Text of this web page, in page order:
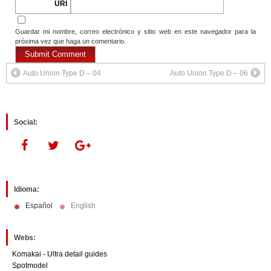
URI
Guardar mi nombre, correo electrónico y sitio web en este navegador para la
próxima vez que haga un comentario.
Auto Union Type D – 04 Auto Union Type D – 06
Social:
Idioma:
Español
English
Webs:
Komakai - Ultra detail guides
Spotmodel